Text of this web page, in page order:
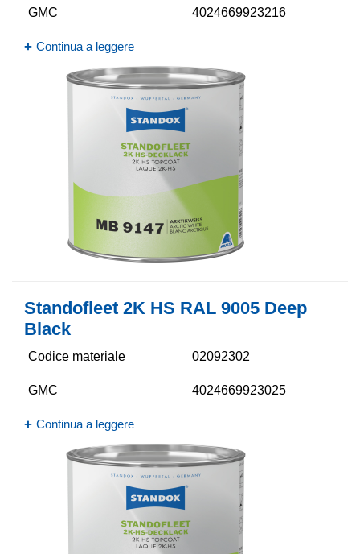
GMC 4024669923216
Continua a leggere
Standofleet 2K HS RAL 9005 Deep
Black
Codice materiale 02092302
GMC 4024669923025
Continua a leggere